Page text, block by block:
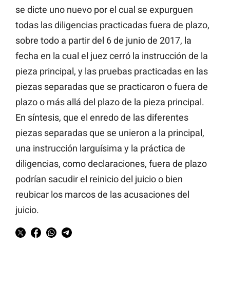
se dicte uno nuevo por el cual se expurguen
todas las diligencias practicadas fuera de plazo,
sobre todo a partir del 6 de junio de 2017, la
fecha en la cual el juez cerró la instrucción de la
pieza principal, y las pruebas practicadas en las
piezas separadas que se practicaron o fuera de
plazo o más allá del plazo de la pieza principal.
En síntesis, que el enredo de las diferentes
piezas separadas que se unieron a la principal,
una instrucción larguísima y la práctica de
diligencias, como declaraciones, fuera de plazo
podrían sacudir el reinicio del juicio o bien
reubicar los marcos de las acusaciones del
juicio.